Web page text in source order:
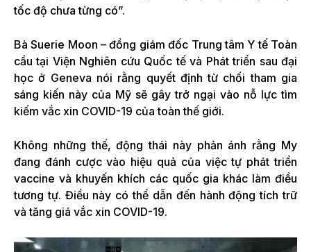
tốc độ chưa từng có”.
Bà Suerie Moon – đồng giám đốc Trung tâm Y tế Toàn
cầu tại Viện Nghiên cứu Quốc tế và Phát triển sau đại
học ở Geneva nói rằng quyết định từ chối tham gia
sáng kiến này của Mỹ sẽ gây trở ngại vào nỗ lực tìm
kiếm vắc xin COVID-19 của toàn thế giới.
Không những thế, động thái này phản ánh rằng My
đang đánh cược vào hiệu quả của việc tự phát triển
vaccine và khuyến khích các quốc gia khác làm điều
tương tự. Điều này có thể dẫn đến hành động tích trữ
và tăng giá vắc xin COVID-19.